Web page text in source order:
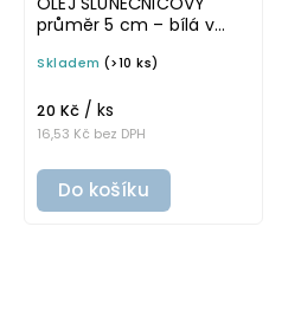
průměr 5 cm – bílá v
omyvatelná samolepka
Skladem (>10 ks)
16,53 Kč bez DPH
20 Kč / ks
Do košíku